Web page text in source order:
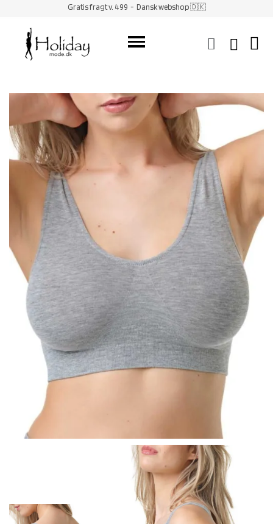
Gratis fragt v. 499 - Dansk webshop 🇩🇰